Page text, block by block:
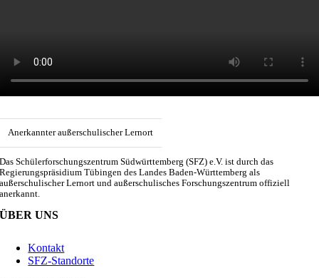
Anerkannter außerschulischer Lernort
Das Schülerforschungszentrum Südwürttemberg (SFZ) e.V. ist durch das
Regierungspräsidium Tübingen des Landes Baden-Württemberg als
außerschulischer Lernort und außerschulisches Forschungszentrum offiziell
anerkannt.
ÜBER UNS
Kontakt
SFZ-Standorte